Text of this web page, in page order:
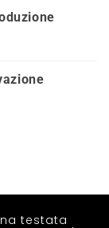
testata